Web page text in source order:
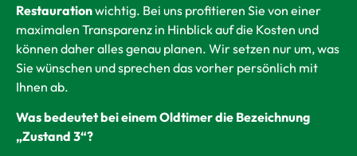
Restaurationwichtig. Bei uns profitieren Sie von einer
maximalen Transparenz in Hinblick auf die Kosten und
können daher alles genau planen. Wir setzen nur um, was
Sie wünschen und sprechen das vorher persönlich mit
Ihnen ab.
Was bedeutet bei einem Oldtimer die Bezeichnung
„Zustand 3“?